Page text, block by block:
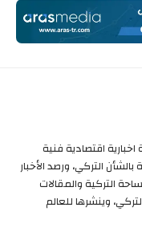
اقتصادية فنية
التركي، ورصد الأخبار
التركية والمقالات
وينشرها للعالم